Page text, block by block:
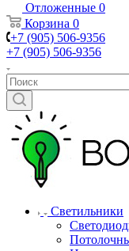
Отложенные 0
Корзина 0
+7 (905) 506-9356
+7 (905) 506-9356
Светильники